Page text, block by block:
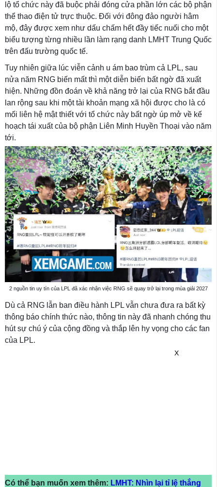
lộ tổ chức này đã buộc phải đóng cửa phần lớn các bộ phận
thể thao điện tử trực thuộc. Đối với đông đảo người hâm
mộ, đây được xem như dấu chấm hết đầy tiếc nuối cho một
biểu tượng từng nhiều lần làm rạng danh LMHT Trung Quốc
trên đấu trường quốc tế.
Tuy nhiên giữa lúc viễn cảnh u ám bao trùm cả LPL, sau
nửa năm RNG biến mất thì một diễn biến bất ngờ đã xuất
hiện. Những đồn đoán về khả năng trở lại của RNG bắt đầu
lan rộng sau khi một tài khoản mạng xã hội được cho là có
mối liên hệ mật thiết với tổ chức này bất ngờ úp mở về kế
hoạch tái xuất của bộ phận Liên Minh Huyền Thoại vào năm
tới.
2 nguồn tin uy tín của LPL đã xác nhận việc RNG sẽ quay trở lại trong mùa giải 2027
Dù cả RNG lẫn ban điều hành LPL vẫn chưa đưa ra bất kỳ
thông báo chính thức nào, thông tin này đã nhanh chóng thu
hút sự chú ý của cộng đồng và thắp lên hy vọng cho các fan
của LPL.
X
Có thể bạn muốn xem thêm: LMHT: Nhìn lại tỉ lệ thắng